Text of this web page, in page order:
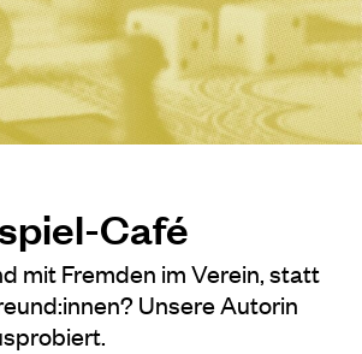
Café
mit Fremden im Verein, statt
Unsere Autorin